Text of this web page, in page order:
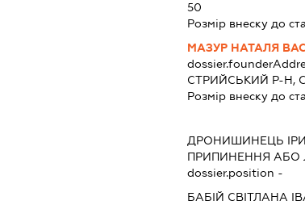
50
Розмір внеску до
МАЗУР НАТАЛЯ
СТРИЙСЬКИЙ Р-Н,
Розмір внеску до
ДРОНИШИНЕЦЬ
ПРИПИНЕННЯ АБО
dossier.position -
БАБІЙ СВІТЛАНА